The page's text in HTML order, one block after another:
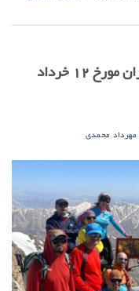
گزارش برنامۀ صعود به قلۀ سن‌بران مورخ ۱۲ خرداد
مهرداد محمدی